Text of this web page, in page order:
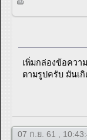
เพิ่มกล่องข้อควา
ตามรูปครับ มันเ
07 ก.ย. 61 ,